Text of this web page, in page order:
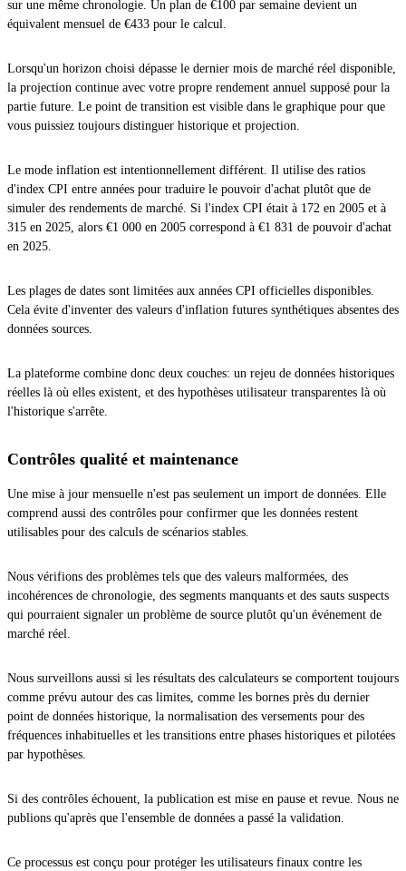
sur une même chronologie. Un plan de €100 par semaine devient un
équivalent mensuel de €433 pour le calcul.
Lorsqu'un horizon choisi dépasse le dernier mois de marché réel disponible,
la projection continue avec votre propre rendement annuel supposé pour la
partie future. Le point de transition est visible dans le graphique pour que
vous puissiez toujours distinguer historique et projection.
Le mode inflation est intentionnellement différent. Il utilise des ratios
d'index CPI entre années pour traduire le pouvoir d'achat plutôt que de
simuler des rendements de marché. Si l'index CPI était à 172 en 2005 et à
315 en 2025, alors €1 000 en 2005 correspond à €1 831 de pouvoir d'achat
en 2025.
Les plages de dates sont limitées aux années CPI officielles disponibles.
Cela évite d'inventer des valeurs d'inflation futures synthétiques absentes des
données sources.
La plateforme combine donc deux couches: un rejeu de données historiques
réelles là où elles existent, et des hypothèses utilisateur transparentes là où
l'historique s'arrête.
Contrôles qualité et maintenance
Une mise à jour mensuelle n'est pas seulement un import de données. Elle
comprend aussi des contrôles pour confirmer que les données restent
utilisables pour des calculs de scénarios stables.
Nous vérifions des problèmes tels que des valeurs malformées, des
incohérences de chronologie, des segments manquants et des sauts suspects
qui pourraient signaler un problème de source plutôt qu'un événement de
marché réel.
Nous surveillons aussi si les résultats des calculateurs se comportent toujours
comme prévu autour des cas limites, comme les bornes près du dernier
point de données historique, la normalisation des versements pour des
fréquences inhabituelles et les transitions entre phases historiques et pilotées
par hypothèses.
Si des contrôles échouent, la publication est mise en pause et revue. Nous ne
publions qu'après que l'ensemble de données a passé la validation.
Ce processus est conçu pour protéger les utilisateurs finaux contre les